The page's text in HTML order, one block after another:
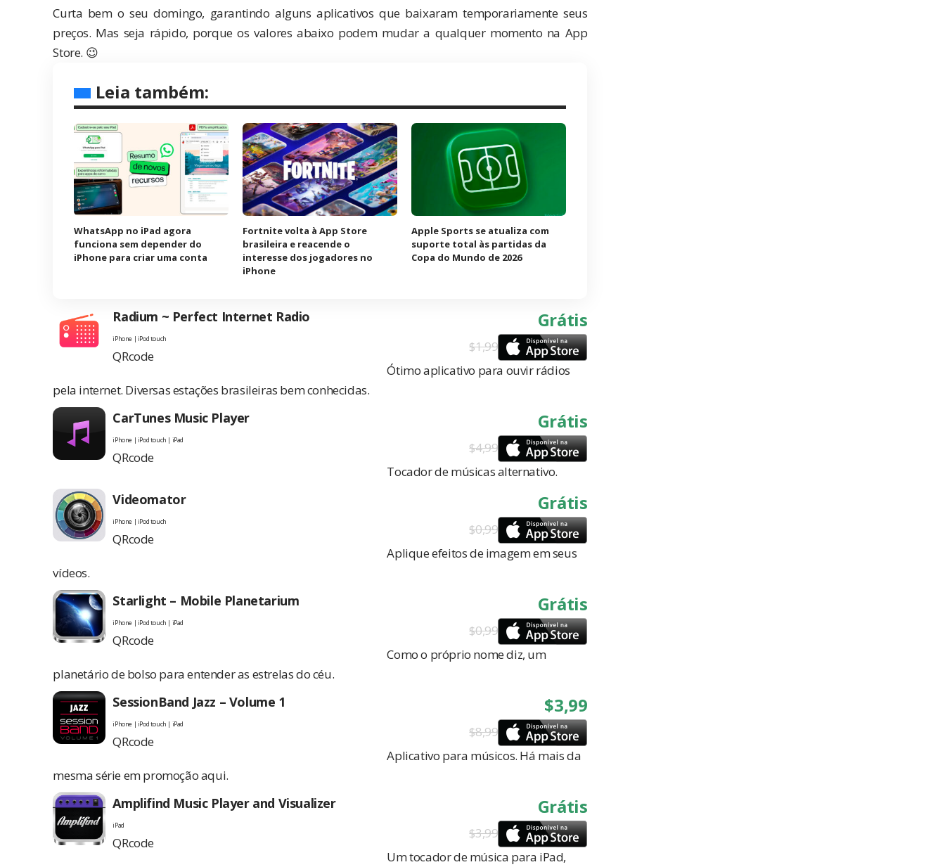
Curta bem o seu domingo, garantindo alguns aplicativos que baixaram temporariamente seus
preços. Mas seja rápido, porque os valores abaixo podem mudar a qualquer momento na App
Store. 😉
Leia também:
WhatsApp no iPad agora
funciona sem depender do
iPhone para criar uma conta
Fortnite volta à App Store
brasileira e reacende o
interesse dos jogadores no
iPhone
Apple Sports se atualiza com
suporte total às partidas da
Copa do Mundo de 2026
Radium ~ Perfect Internet Radio
iPhone | iPod touch
QRcode
Grátis
$1,99
Ótimo aplicativo para ouvir rádios
pela internet. Diversas estações brasileiras bem conhecidas.
CarTunes Music Player
iPhone | iPod touch | iPad
QRcode
Grátis
$4,99
Tocador de músicas alternativo.
Videomator
iPhone | iPod touch
QRcode
Grátis
$0,99
Aplique efeitos de imagem em seus
vídeos.
Starlight – Mobile Planetarium
iPhone | iPod touch | iPad
QRcode
Grátis
$0,99
Como o próprio nome diz, um
planetário de bolso para entender as estrelas do céu.
SessionBand Jazz – Volume 1
iPhone | iPod touch | iPad
QRcode
$3,99
$8,99
Aplicativo para músicos. Há mais da
mesma série em promoçãoaqui.
Amplifind Music Player and Visualizer
iPad
QRcode
Grátis
$3,99
Um tocador de música para iPad,